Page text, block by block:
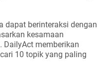
dapat berinteraksi dengan
kesamaan
DailyAct memberikan
10 topik yang paling